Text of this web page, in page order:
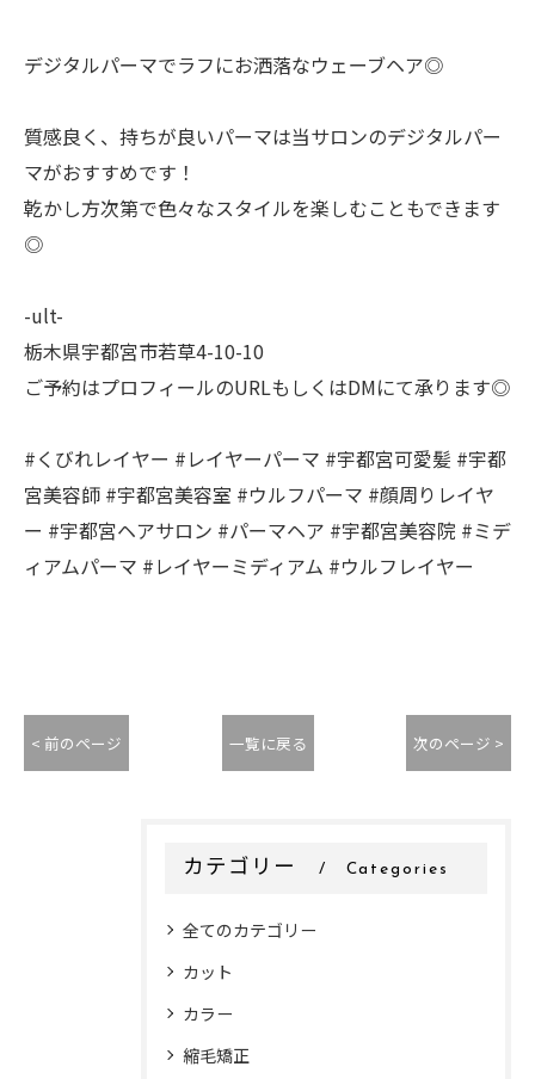
デジタルパーマでラフにお洒落なウェーブヘア◎
質感良く、持ちが良いパーマは当サロンのデジタルパー
マがおすすめです！
乾かし方次第で色々なスタイルを楽しむこともできます
◎
-ult-
栃木県宇都宮市若草4-10-10
ご予約はプロフィールのURLもしくはDMにて承ります◎
#くびれレイヤー #レイヤーパーマ #宇都宮可愛髪 #宇都
宮美容師 #宇都宮美容室 #ウルフパーマ #顔周りレイヤ
ー #宇都宮ヘアサロン #パーマヘア #宇都宮美容院 #ミデ
ィアムパーマ #レイヤーミディアム #ウルフレイヤー
< 前のページ 一覧に戻る 次のページ >
カテゴリー Categories
全てのカテゴリー
カット
カラー
縮毛矯正